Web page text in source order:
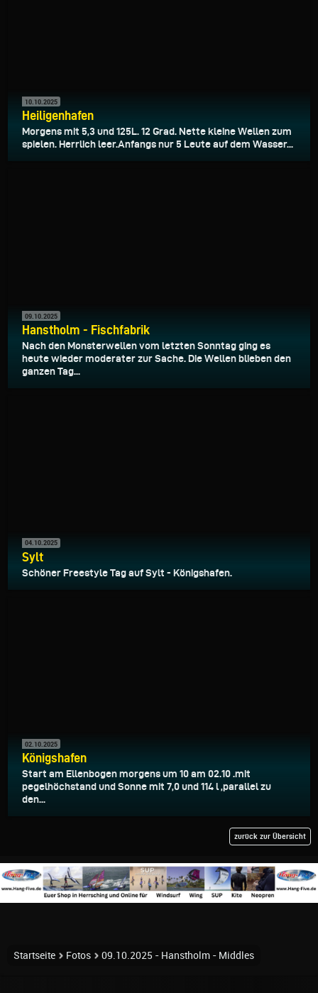
10.10.2025
Heiligenhafen
Morgens mit 5,3 und 125L. 12 Grad. Nette kleine Wellen zum
spielen. Herrlich leer.Anfangs nur 5 Leute auf dem Wasser...
09.10.2025
Hanstholm - Fischfabrik
Nach den Monsterwellen vom letzten Sonntag ging es
heute wieder moderater zur Sache. Die Wellen blieben den
ganzen Tag...
04.10.2025
Sylt
Schöner Freestyle Tag auf Sylt - Königshafen.
02.10.2025
Königshafen
Start am Ellenbogen morgens um 10 am 02.10 .mit
pegelhöchstand und Sonne mit 7,0 und 114 l ,parallel zu
den...
zurück zur Übersicht
Startseite Fotos 09.10.2025 - Hanstholm - Middles